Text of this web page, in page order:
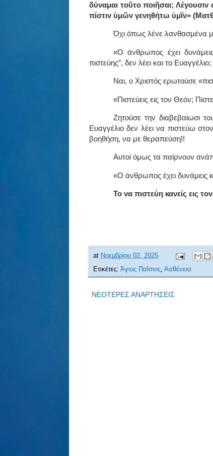
δύναμαι τοῦτο ποιῆσαι;
πίστιν ὑμῶν γενηθήτω ὑμῖν»
Όχι όπως λένε λανθασμένα
«Ο άνθρωπος έχει
πιστεύης”, δεν λέει και το
Ναι, ο Χριστός ερωτούσε
«Πιστεύεις εις τον Θεόν;
Ζητούσε την διαβεβαίωσι
Ευαγγέλιο δεν λέει να πιστεύω
βοηθήση, να με θεραπεύση!!
Αυτοί όμως τα παίρνουν
«Ο άνθρωπος έχει δυνάμεις
Το να πιστεύη κανείς εις
at Νοεμβρίου 02, 2025
Ετικέτες: Άγιος Παΐσιος, Ασθένεια
ΝΕΟΤΕΡΕΣ ΑΝΑΡΤΗΣΕΙΣ